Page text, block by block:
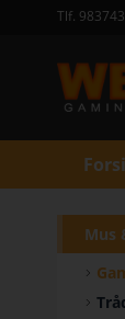
Tlf.
Mus